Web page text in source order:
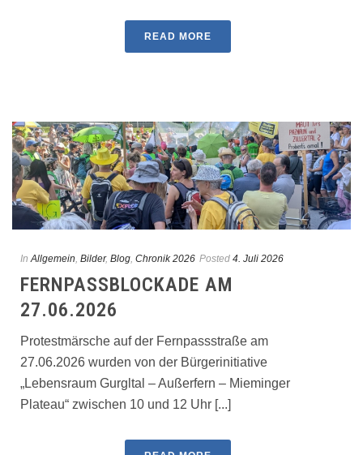
READ MORE
In Allgemein, Bilder, Blog, Chronik 2026 Posted 4. Juli 2026
FERNPASSBLOCKADE AM
27.06.2026
Protestmärsche auf der Fernpassstraße am
27.06.2026 wurden von der Bürgerinitiative
„Lebensraum Gurgltal – Außerfern – Mieminger
Plateau“ zwischen 10 und 12 Uhr [...]